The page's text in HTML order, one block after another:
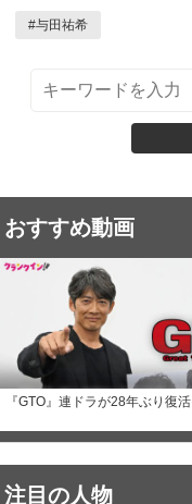
#与田祐希
おすすめ動画
『GTO』連ドラが28年ぶり復活
注目の人物